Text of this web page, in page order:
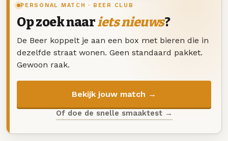
PERSONAL MATCH · BEER CLUB
Op zoek naariets nieuws?
De Beer koppelt je aan een box met bieren die in
dezelfde straat wonen. Geen standaard pakket.
Gewoon raak.
Bekijk jouw match →
Of doe de snelle smaaktest →